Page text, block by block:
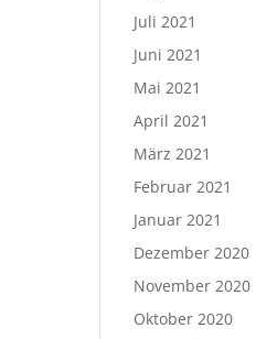
Juli 2021
Juni 2021
Mai 2021
April 2021
März 2021
Februar 2021
Januar 2021
Dezember 2020
November 2020
Oktober 2020